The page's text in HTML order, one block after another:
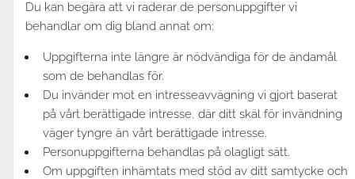
Du kan begära att vi raderar de personuppgifter vi
behandlar om dig bland annat om:
Uppgifterna inte längre är nödvändiga för de ändamål
som de behandlas för.
Du invänder mot en intresseavvägning vi gjort baserat
på vårt berättigade intresse, där ditt skäl för invändning
väger tyngre än vårt berättigade intresse.
Personuppgifterna behandlas på olagligt sätt.
Om uppgiften inhämtats med stöd av ditt samtycke och